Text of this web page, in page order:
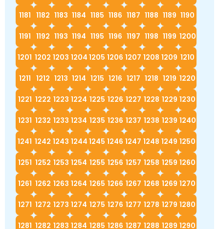
1181 1182 1183 1184 1185 1186 1187 1188 1189 1190
1191 1192 1193 1194 1195 1196 1197 1198 1199 1200
1201 1202 1203 1204 1205 1206 1207 1208 1209 1210
1211 1212 1213 1214 1215 1216 1217 1218 1219 1220
1221 1222 1223 1224 1225 1226 1227 1228 1229 1230
1231 1232 1233 1234 1235 1236 1237 1238 1239 1240
1241 1242 1243 1244 1245 1246 1247 1248 1249 1250
1251 1252 1253 1254 1255 1256 1257 1258 1259 1260
1261 1262 1263 1264 1265 1266 1267 1268 1269 1270
1271 1272 1273 1274 1275 1276 1277 1278 1279 1280
1281 1282 1283 1284 1285 1286 1287 1288 1289 1290